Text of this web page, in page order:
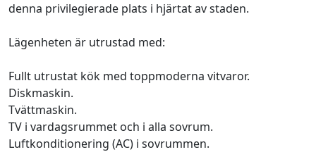
denna privilegierade plats i hjärtat av staden.
Lägenheten är utrustad med:
Fullt utrustat kök med toppmoderna vitvaror.
Diskmaskin.
Tvättmaskin.
TV i vardagsrummet och i alla sovrum.
Luftkonditionering (AC) i sovrummen.